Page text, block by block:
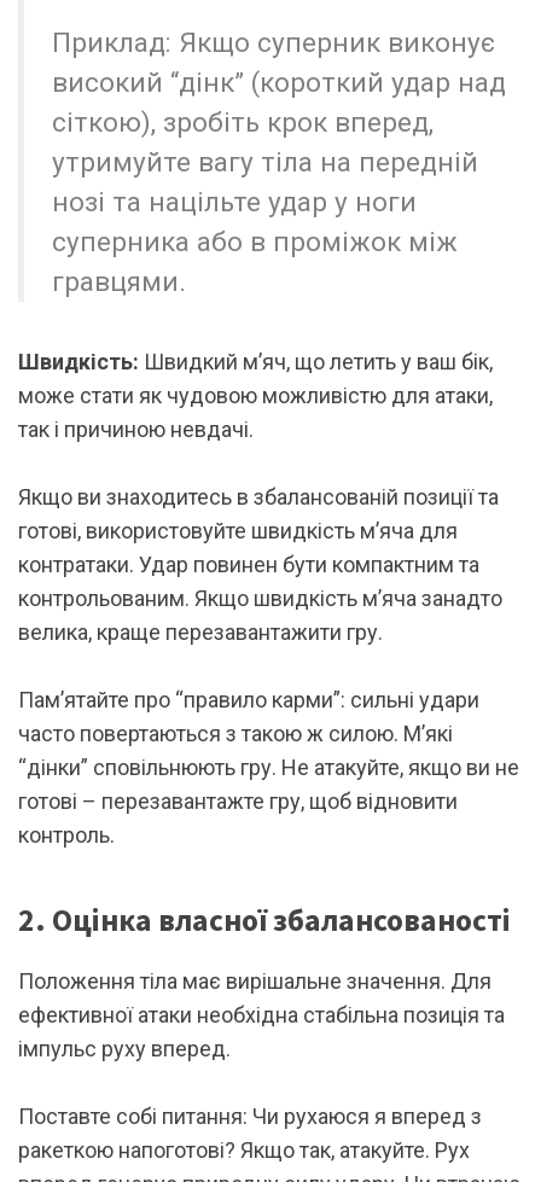
Приклад: Якщо суперник виконує
високий “дінк” (короткий удар над
сіткою), зробіть крок вперед,
утримуйте вагу тіла на передній
нозі та націльте удар у ноги
суперника або в проміжок між
гравцями.
Швидкість: Швидкий м’яч, що летить у ваш бік,
може стати як чудовою можливістю для атаки,
так і причиною невдачі.
Якщо ви знаходитесь в збалансованій позиції та
готові, використовуйте швидкість м’яча для
контратаки. Удар повинен бути компактним та
контрольованим. Якщо швидкість м’яча занадто
велика, краще перезавантажити гру.
Пам’ятайте про “правило карми”: сильні удари
часто повертаються з такою ж силою. М’які
“дінки” сповільнюють гру. Не атакуйте, якщо ви не
готові – перезавантажте гру, щоб відновити
контроль.
2. Оцінка власної збалансованості
Положення тіла має вирішальне значення. Для
ефективної атаки необхідна стабільна позиція та
імпульс руху вперед.
Поставте собі питання: Чи рухаюся я вперед з
ракеткою напоготові? Якщо так, атакуйте. Рух